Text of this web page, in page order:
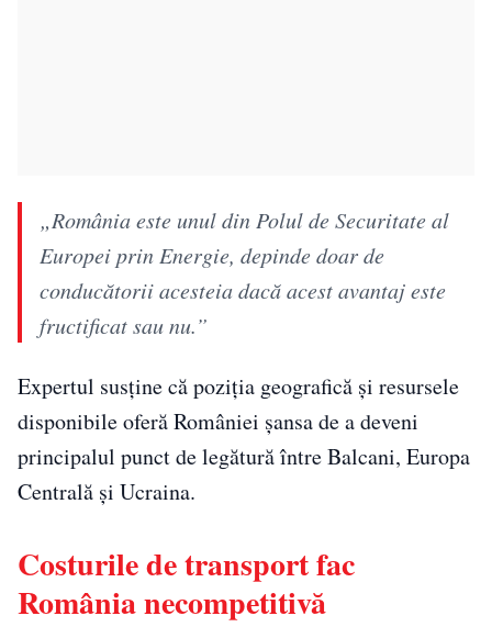
„România este unul din Polul de Securitate al
Europei prin Energie, depinde doar de
conducătorii acesteia dacă acest avantaj este
fructificat sau nu.”
Expertul susține că poziția geografică și resursele
disponibile oferă României șansa de a deveni
principalul punct de legătură între Balcani, Europa
Centrală și Ucraina.
Costurile de transport fac
România necompetitivă